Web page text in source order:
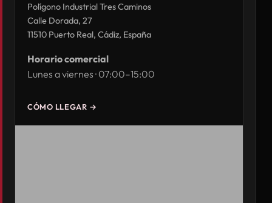
Polígono Industrial Tres Caminos
Calle Dorada, 27
11510 Puerto Real, Cádiz, España
Horario comercial
Lunes a viernes · 07:00–15:00
CÓMO LLEGAR →